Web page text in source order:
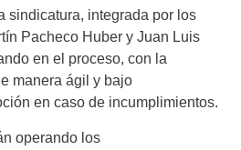
sindicatura, integrada por los
Pacheco Huber y Juan Luis
en el proceso, con la
manera ágil y bajo
en caso de incumplimientos.
operando los